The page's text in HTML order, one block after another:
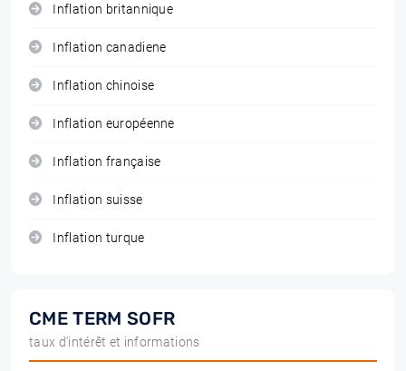
Inflation britannique
Inflation canadiene
Inflation chinoise
Inflation européenne
Inflation française
Inflation suisse
Inflation turque
CME TERM SOFR
taux d'intérêt et informations